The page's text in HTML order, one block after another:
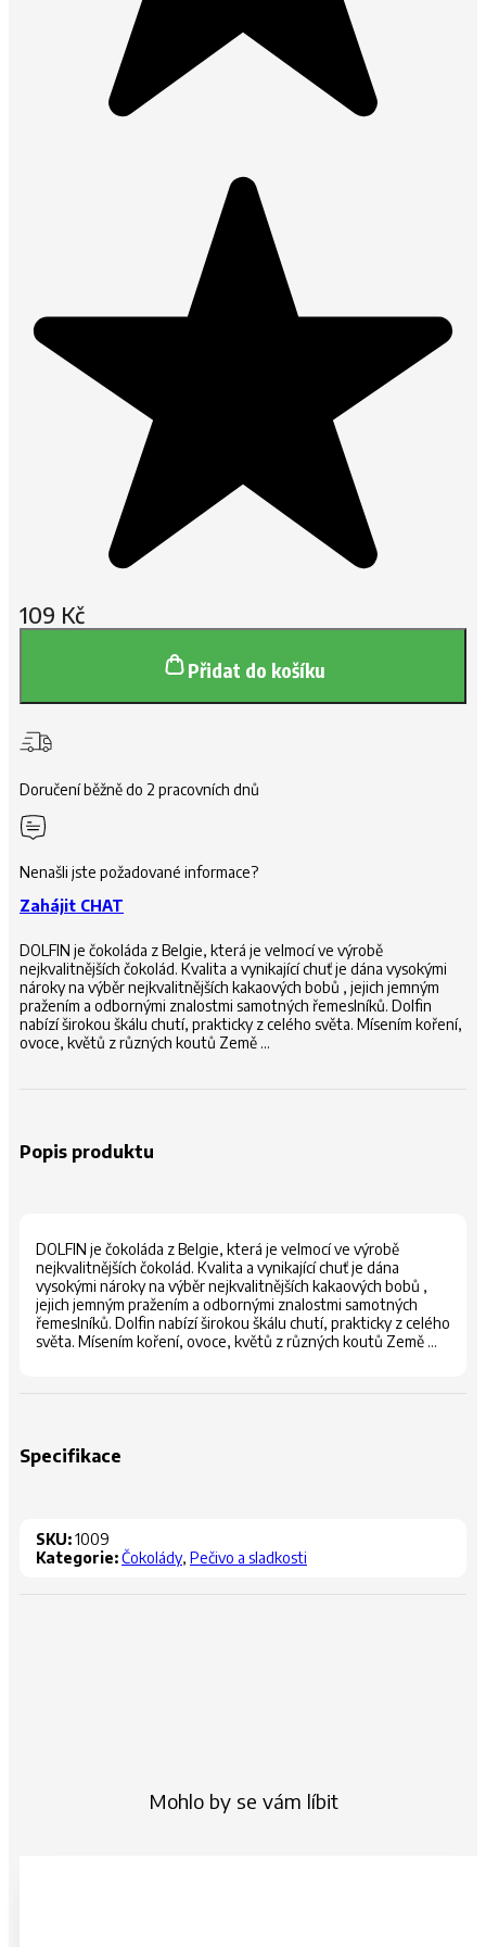
109 Kč
Přidat do košíku
Doručení běžně do 2 pracovních dnů
Nenašli jste požadované informace?
Zahájit CHAT
DOLFIN je čokoláda z Belgie, která je velmocí ve výrobě
nejkvalitnějších čokolád. Kvalita a vynikající chuť je dána vysokými
nároky na výběr nejkvalitnějších kakaových bobů , jejich jemným
pražením a odbornými znalostmi samotných řemeslníků. Dolfin
nabízí širokou škálu chutí, prakticky z celého světa. Mísením koření,
ovoce, květů z různých koutů Země ...
Popis produktu
DOLFIN je čokoláda z Belgie, která je velmocí ve výrobě
nejkvalitnějších čokolád. Kvalita a vynikající chuť je dána
vysokými nároky na výběr nejkvalitnějších kakaových bobů ,
jejich jemným pražením a odbornými znalostmi samotných
řemeslníků. Dolfin nabízí širokou škálu chutí, prakticky z celého
světa. Mísením koření, ovoce, květů z různých koutů Země …
Specifikace
SKU:1009
Kategorie:Čokolády, Pečivo a sladkosti
Mohlo by se vám líbit